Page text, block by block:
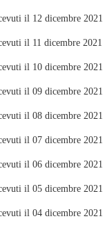
il 12 dicembre 2021
il 11 dicembre 2021
il 10 dicembre 2021
il 09 dicembre 2021
il 08 dicembre 2021
il 07 dicembre 2021
il 06 dicembre 2021
il 05 dicembre 2021
il 04 dicembre 2021